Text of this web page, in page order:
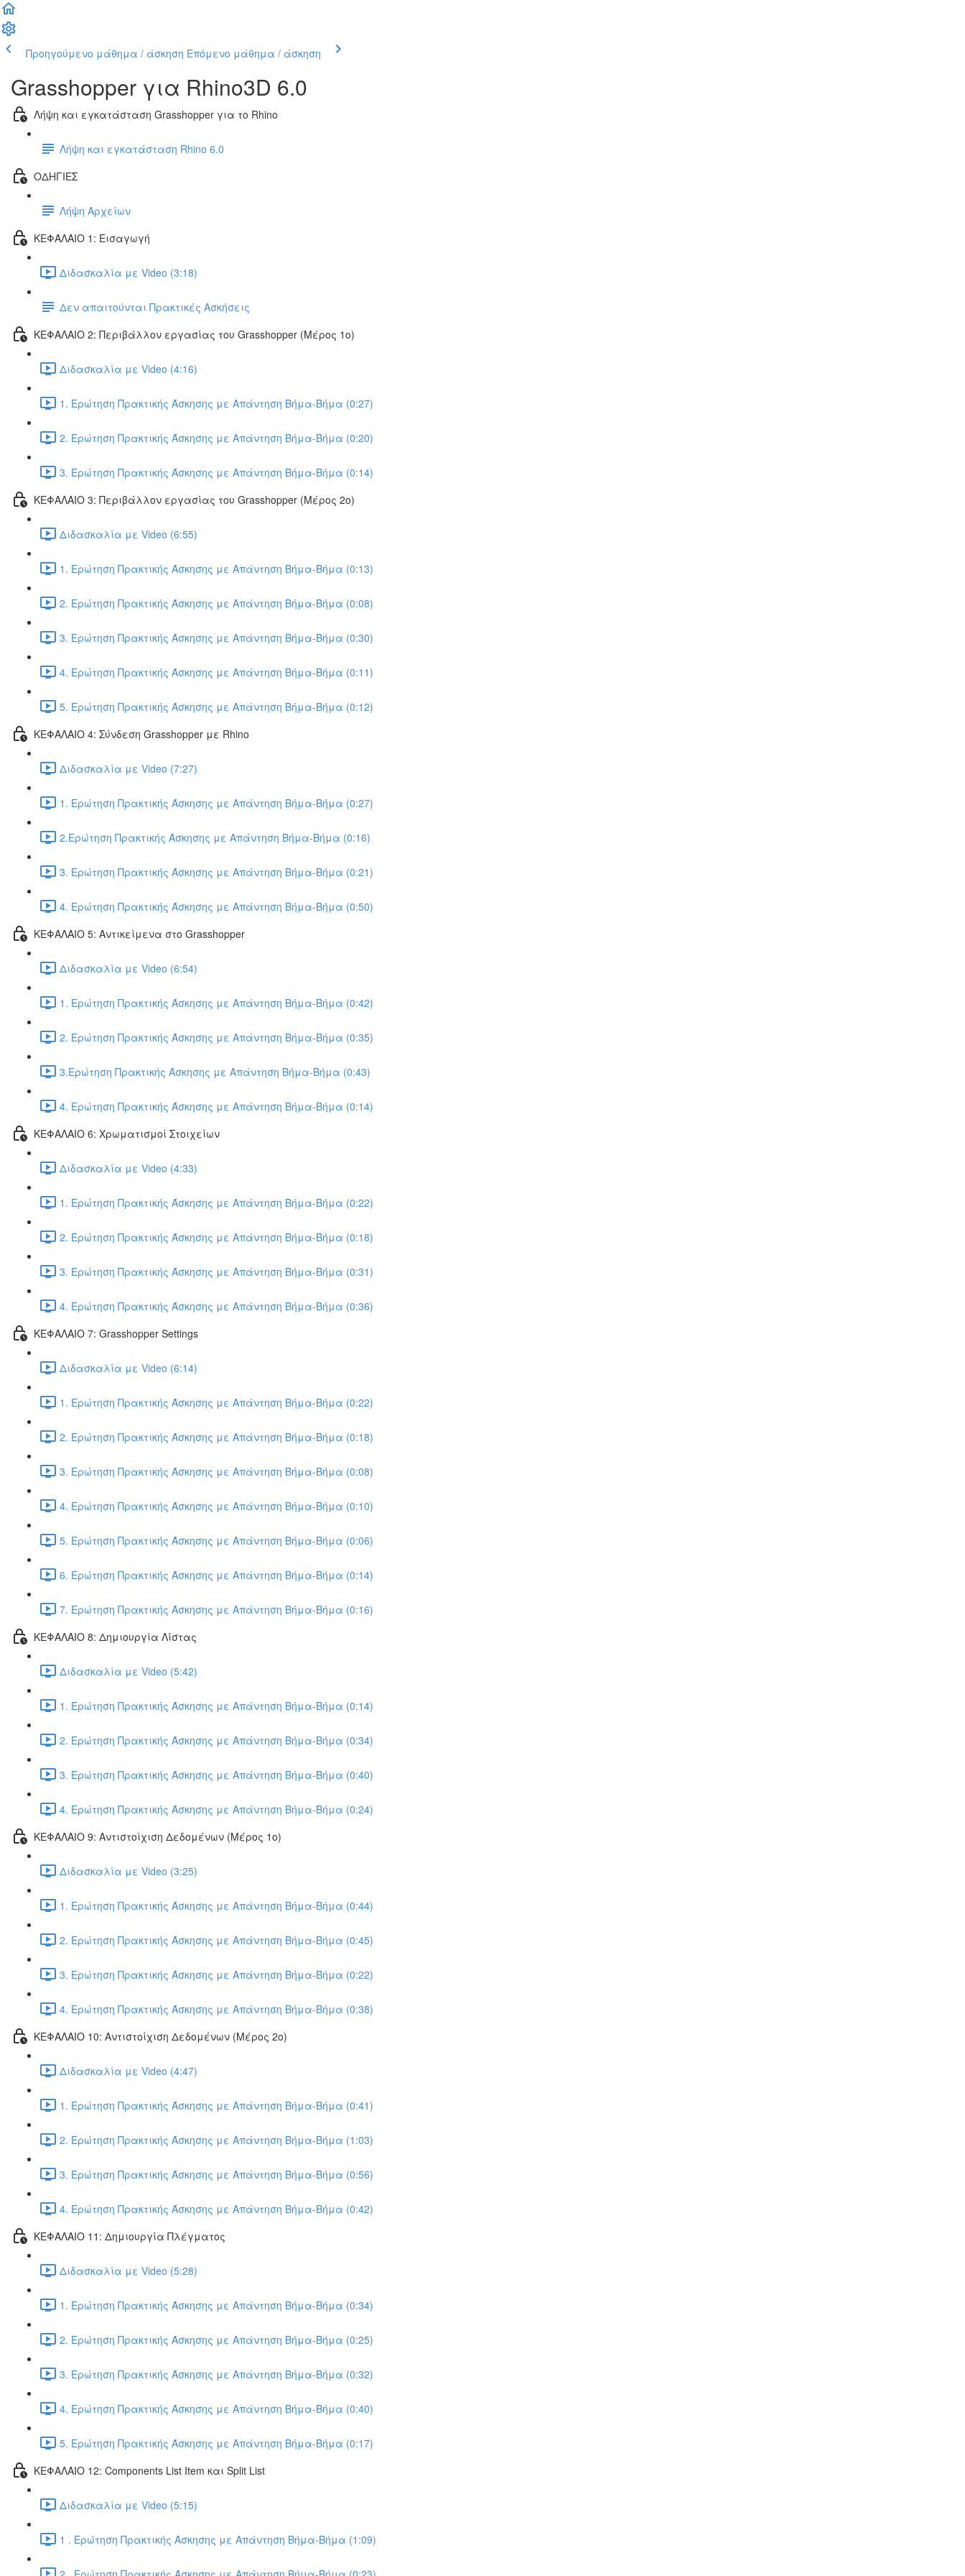
Προηγούμενο μάθημα / άσκηση Επόμενο μάθημα / άσκηση
Grasshopper για Rhino3D 6.0
Λήψη και εγκατάσταση Grasshopper για το Rhino
Λήψη και εγκατάσταση Rhino 6.0
ΟΔΗΓΙΕΣ
Λήψη Αρχείων
ΚΕΦΑΛΑΙΟ 1: Εισαγωγή
Διδασκαλία με Video (3:18)
Δεν απαιτούνται Πρακτικές Ασκήσεις
ΚΕΦΑΛΑΙΟ 2: Περιβάλλον εργασίας του Grasshopper (Μέρος 1ο)
Διδασκαλία με Video (4:16)
1. Ερώτηση Πρακτικής Άσκησης με Απάντηση Βήμα-Βήμα (0:27)
2. Ερώτηση Πρακτικής Άσκησης με Απάντηση Βήμα-Βήμα (0:20)
3. Ερώτηση Πρακτικής Άσκησης με Απάντηση Βήμα-Βήμα (0:14)
ΚΕΦΑΛΑΙΟ 3: Περιβάλλον εργασίας του Grasshopper (Μέρος 2ο)
Διδασκαλία με Video (6:55)
1. Ερώτηση Πρακτικής Άσκησης με Απάντηση Βήμα-Βήμα (0:13)
2. Ερώτηση Πρακτικής Άσκησης με Απάντηση Βήμα-Βήμα (0:08)
3. Ερώτηση Πρακτικής Άσκησης με Απάντηση Βήμα-Βήμα (0:30)
4. Ερώτηση Πρακτικής Άσκησης με Απάντηση Βήμα-Βήμα (0:11)
5. Ερώτηση Πρακτικής Άσκησης με Απάντηση Βήμα-Βήμα (0:12)
ΚΕΦΑΛΑΙΟ 4: Σύνδεση Grasshopper με Rhino
Διδασκαλία με Video (7:27)
1. Ερώτηση Πρακτικής Άσκησης με Απάντηση Βήμα-Βήμα (0:27)
2.Ερώτηση Πρακτικής Άσκησης με Απάντηση Βήμα-Βήμα (0:16)
3. Ερώτηση Πρακτικής Άσκησης με Απάντηση Βήμα-Βήμα (0:21)
4. Ερώτηση Πρακτικής Άσκησης με Απάντηση Βήμα-Βήμα (0:50)
ΚΕΦΑΛΑΙΟ 5: Αντικείμενα στο Grasshopper
Διδασκαλία με Video (6:54)
1. Ερώτηση Πρακτικής Άσκησης με Απάντηση Βήμα-Βήμα (0:42)
2. Ερώτηση Πρακτικής Άσκησης με Απάντηση Βήμα-Βήμα (0:35)
3.Ερώτηση Πρακτικής Άσκησης με Απάντηση Βήμα-Βήμα (0:43)
4. Ερώτηση Πρακτικής Άσκησης με Απάντηση Βήμα-Βήμα (0:14)
ΚΕΦΑΛΑΙΟ 6: Χρωματισμοί Στοιχείων
Διδασκαλία με Video (4:33)
1. Ερώτηση Πρακτικής Άσκησης με Απάντηση Βήμα-Βήμα (0:22)
2. Ερώτηση Πρακτικής Άσκησης με Απάντηση Βήμα-Βήμα (0:18)
3. Ερώτηση Πρακτικής Άσκησης με Απάντηση Βήμα-Βήμα (0:31)
4. Ερώτηση Πρακτικής Άσκησης με Απάντηση Βήμα-Βήμα (0:36)
ΚΕΦΑΛΑΙΟ 7: Grasshopper Settings
Διδασκαλία με Video (6:14)
1. Ερώτηση Πρακτικής Άσκησης με Απάντηση Βήμα-Βήμα (0:22)
2. Ερώτηση Πρακτικής Άσκησης με Απάντηση Βήμα-Βήμα (0:18)
3. Ερώτηση Πρακτικής Άσκησης με Απάντηση Βήμα-Βήμα (0:08)
4. Ερώτηση Πρακτικής Άσκησης με Απάντηση Βήμα-Βήμα (0:10)
5. Ερώτηση Πρακτικής Άσκησης με Απάντηση Βήμα-Βήμα (0:06)
6. Ερώτηση Πρακτικής Άσκησης με Απάντηση Βήμα-Βήμα (0:14)
7. Ερώτηση Πρακτικής Άσκησης με Απάντηση Βήμα-Βήμα (0:16)
ΚΕΦΑΛΑΙΟ 8: Δημιουργία Λίστας
Διδασκαλία με Video (5:42)
1. Ερώτηση Πρακτικής Άσκησης με Απάντηση Βήμα-Βήμα (0:14)
2. Ερώτηση Πρακτικής Άσκησης με Απάντηση Βήμα-Βήμα (0:34)
3. Ερώτηση Πρακτικής Άσκησης με Απάντηση Βήμα-Βήμα (0:40)
4. Ερώτηση Πρακτικής Άσκησης με Απάντηση Βήμα-Βήμα (0:24)
ΚΕΦΑΛΑΙΟ 9: Αντιστοίχιση Δεδομένων (Μέρος 1ο)
Διδασκαλία με Video (3:25)
1. Ερώτηση Πρακτικής Άσκησης με Απάντηση Βήμα-Βήμα (0:44)
2. Ερώτηση Πρακτικής Άσκησης με Απάντηση Βήμα-Βήμα (0:45)
3. Ερώτηση Πρακτικής Άσκησης με Απάντηση Βήμα-Βήμα (0:22)
4. Ερώτηση Πρακτικής Άσκησης με Απάντηση Βήμα-Βήμα (0:38)
ΚΕΦΑΛΑΙΟ 10: Αντιστοίχιση Δεδομένων (Μέρος 2ο)
Διδασκαλία με Video (4:47)
1. Ερώτηση Πρακτικής Άσκησης με Απάντηση Βήμα-Βήμα (0:41)
2. Ερώτηση Πρακτικής Άσκησης με Απάντηση Βήμα-Βήμα (1:03)
3. Ερώτηση Πρακτικής Άσκησης με Απάντηση Βήμα-Βήμα (0:56)
4. Ερώτηση Πρακτικής Άσκησης με Απάντηση Βήμα-Βήμα (0:42)
ΚΕΦΑΛΑΙΟ 11: Δημιουργία Πλέγματος
Διδασκαλία με Video (5:28)
1. Ερώτηση Πρακτικής Άσκησης με Απάντηση Βήμα-Βήμα (0:34)
2. Ερώτηση Πρακτικής Άσκησης με Απάντηση Βήμα-Βήμα (0:25)
3. Ερώτηση Πρακτικής Άσκησης με Απάντηση Βήμα-Βήμα (0:32)
4. Ερώτηση Πρακτικής Άσκησης με Απάντηση Βήμα-Βήμα (0:40)
5. Ερώτηση Πρακτικής Άσκησης με Απάντηση Βήμα-Βήμα (0:17)
ΚΕΦΑΛΑΙΟ 12: Components List Item και Split List
Διδασκαλία με Video (5:15)
1 . Ερώτηση Πρακτικής Άσκησης με Απάντηση Βήμα-Βήμα (1:09)